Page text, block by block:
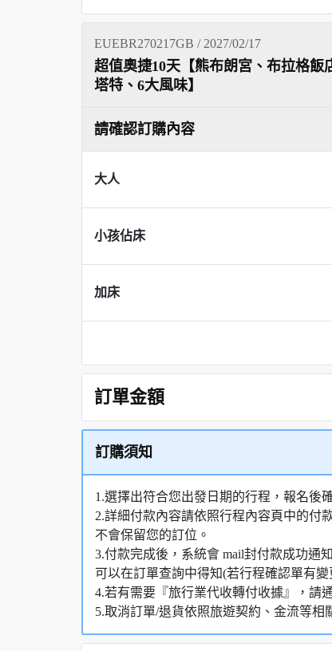
EUEBR270217GB / 2027/02/17
超值奧捷10天【熊布朗宮、布拉格
塔特、6大風味】
請確認訂購內容
大人
小孩佔床
加床
訂單金額
訂購須知
1.選擇出符合您出發日期的行程，報名後
2.詳細付款內容請依照行程內容頁中的付
不會保留您的訂位。
3.付款完成後，系統會 mail封付款成功通
可以在訂單查詢中得知(若行程確認單有
4.若有需要『旅行業代收轉付收據』，請
5.取消訂單/退貨依照旅遊契約、金流等相